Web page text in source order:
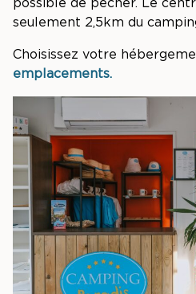
possible de pêcher. Le
seulement 2,5km du
Choisissez votre
emplacements.